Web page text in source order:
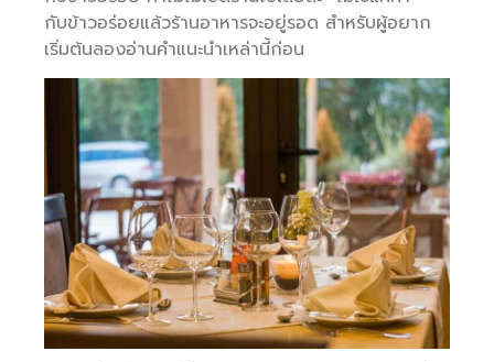
กับข้าวอร่อยแล้วร้านอาหารจะอยู่รอด สำหรับผู้อยาก
เริ่มต้นลองอ่านคำแนะนำเหล่านี้ก่อน